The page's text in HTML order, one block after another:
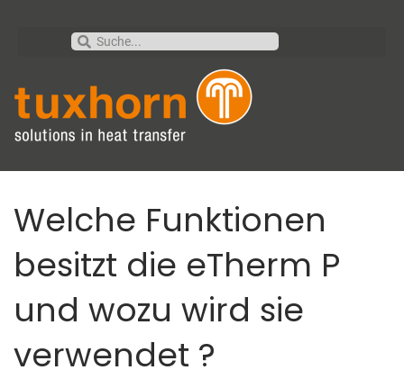
Welche Funktionen
besitzt die eTherm P
und wozu wird sie
verwendet ?